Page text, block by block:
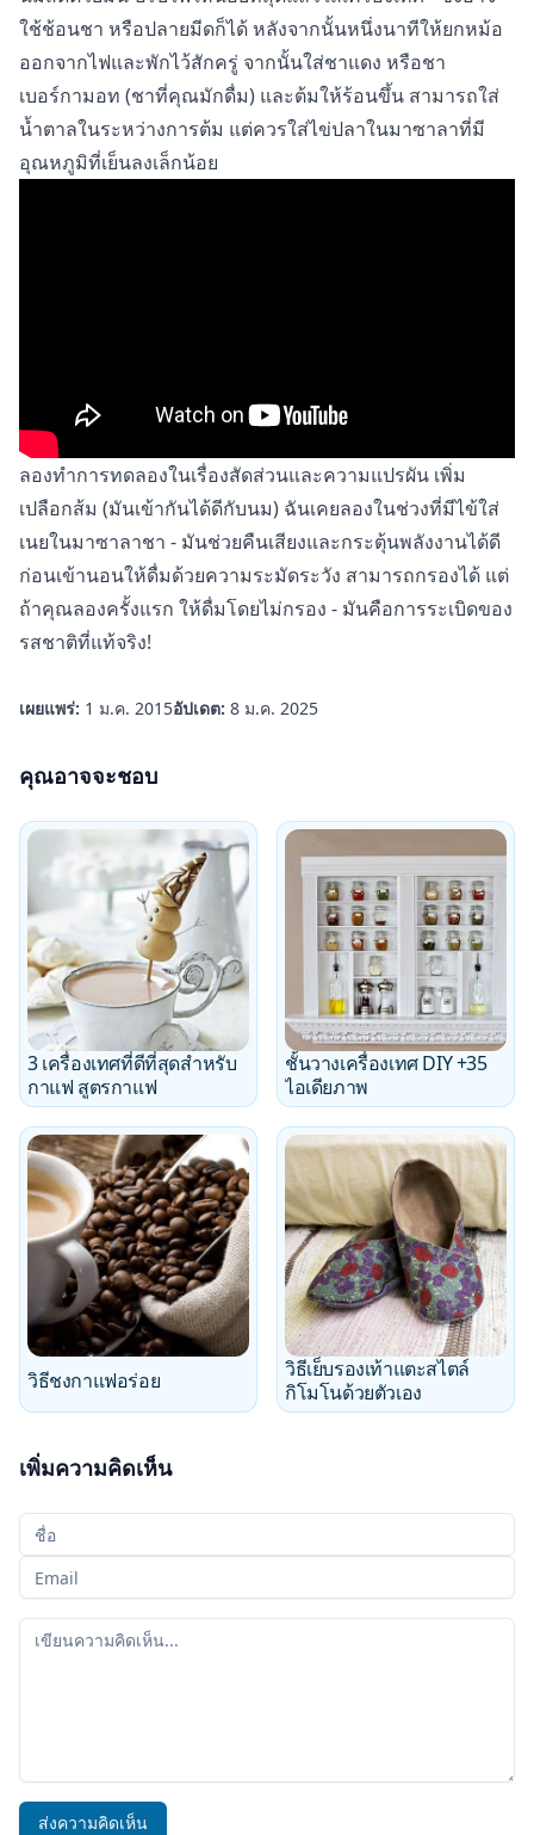
ใช้ช้อนชา หรือปลายมีดก็ได้ หลังจากนั้นหนึ่งนาทีให้ยกหม้อ
ออกจากไฟและพักไว้สักครู่ จากนั้นใส่ชาแดง หรือชา
เบอร์กามอท (ชาที่คุณมักดื่ม) และต้มให้ร้อนขึ้น สามารถใส่
น้ำตาลในระหว่างการต้ม แต่ควรใส่ไข่ปลาในมาซาลาที่มี
อุณหภูมิที่เย็นลงเล็กน้อย
ลองทำการทดลองในเรื่องสัดส่วนและความแปรผัน เพิ่ม
เปลือกส้ม (มันเข้ากันได้ดีกับนม) ฉันเคยลองในช่วงที่มีไข้ใส่
เนยในมาซาลาชา - มันช่วยคืนเสียงและกระตุ้นพลังงานได้ดี
ก่อนเข้านอนให้ดื่มด้วยความระมัดระวัง สามารถกรองได้ แต่
ถ้าคุณลองครั้งแรก ให้ดื่มโดยไม่กรอง - มันคือการระเบิดของ
รสชาติที่แท้จริง!
เผยแพร่: 1 ม.ค. 2015อัปเดต: 8 ม.ค. 2025
คุณอาจจะชอบ
3 เครื่องเทศที่ดีที่สุดสำหรับ
กาแฟ สูตรกาแฟ
ชั้นวางเครื่องเทศ DIY +35
ไอเดียภาพ
วิธีชงกาแฟอร่อย
วิธีเย็บรองเท้าแตะสไตล์
กิโมโนด้วยตัวเอง
เพิ่มความคิดเห็น
ชื่อของคุณ
อีเมลของคุณ
ความคิดเห็นของคุณ
ส่งความคิดเห็น